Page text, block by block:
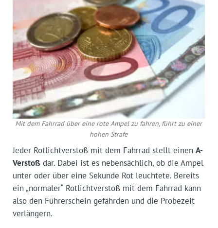
Mit dem Fahrrad über eine rote Ampel zu fahren, führt zu einer
hohen Strafe
Jeder Rotlichtverstoß mit dem Fahrrad stellt einen A-
Verstoßdar. Dabei ist es nebensächlich, ob die Ampel
unter oder über eine Sekunde Rot leuchtete. Bereits
ein „normaler“ Rotlichtverstoß mit dem Fahrrad kann
also den Führerschein gefährden und die Probezeit
verlängern.